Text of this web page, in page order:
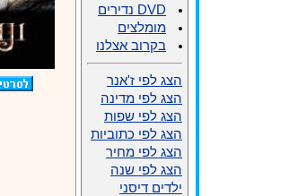
DVD נדירים
מומלצים
בקרוב אצלנו
הצג לפי ז'אנר
הצג לפי מדינה
הצג לפי שפות
הצג לפי כתוביות
הצג לפי מחיר
הצג לפי שנה
ילדים דיסני